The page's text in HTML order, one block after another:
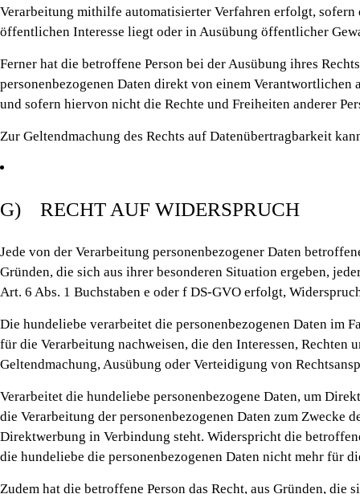
Verarbeitung mithilfe automatisierter Verfahren erfolgt,
öffentlichen Interesse liegt oder in Ausübung öffentlicher
Ferner hat die betroffene Person bei der Ausübung ihres
personenbezogenen Daten direkt von einem
und sofern hiervon nicht die Rechte und Freiheiten anderer
Zur Geltendmachung des Rechts auf Datenübertragbarkeit
G) RECHT AUF WIDERSPRUCH
Jede von der Verarbeitung personenbezogener Daten
Gründen, die sich aus ihrer besonderen Situation ergeben,
Art. 6 Abs. 1 Buchstaben e oder f DS-GVO erfolgt,
Die hundeliebe verarbeitet die personenbezogenen Daten im
für die Verarbeitung nachweisen, die den Interessen,
Geltendmachung, Ausübung oder Verteidigung von
Verarbeitet die hundeliebe personenbezogene Daten, um
die Verarbeitung der personenbezogenen Daten zum
Direktwerbung in Verbindung steht. Widerspricht die
die hundeliebe die personenbezogenen Daten nicht mehr für
Zudem hat die betroffene Person das Recht, aus Gründen,